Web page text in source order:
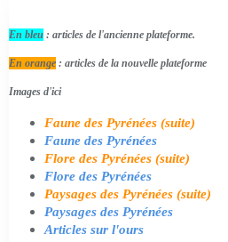
En bleu : articles de l'ancienne plateforme.
En orange : articles de la nouvelle plateforme
Images d'ici
Faune des Pyrénées (suite)
Faune des Pyrénées
Flore des Pyrénées (suite)
Flore des Pyrénées
Paysages des Pyrénées (suite)
Paysages des Pyrénées
Articles sur l'ours